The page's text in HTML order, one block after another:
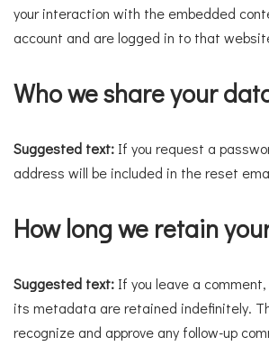
your interaction with the embedded
account and are logged in to that
Who we share your
Suggested text: If you request a
address will be included in the reset
How long we retain
Suggested text: If you leave a
its metadata are retained indefinitely.
recognize and approve any follow-up